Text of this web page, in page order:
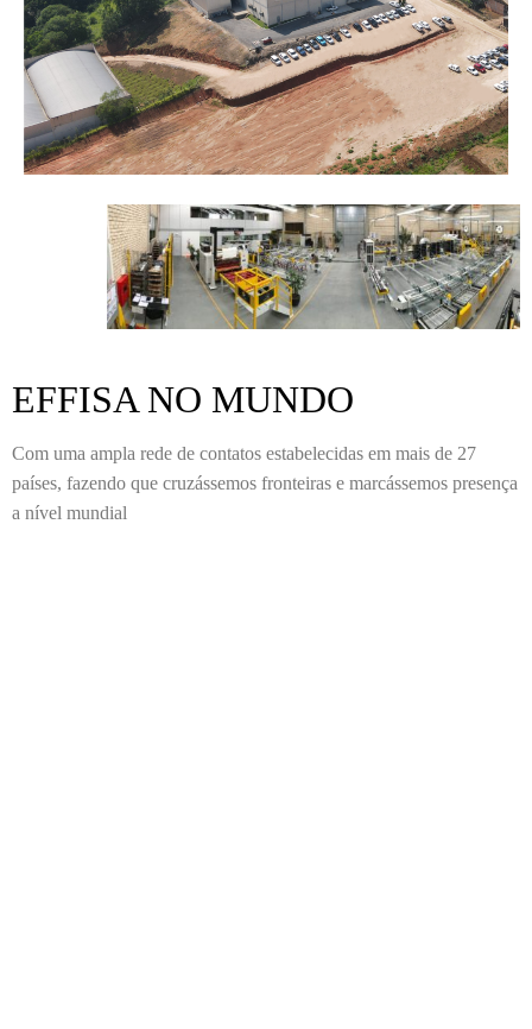
EFFISA NO MUNDO
Com uma ampla rede de contatos estabelecidas em mais de 27
países, fazendo que cruzássemos fronteiras e marcássemos presença
a nível mundial